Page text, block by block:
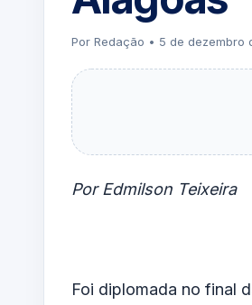
Por Redação • 5 de dezembro
Por Edmilson Teixeira
Foi diplomada no final